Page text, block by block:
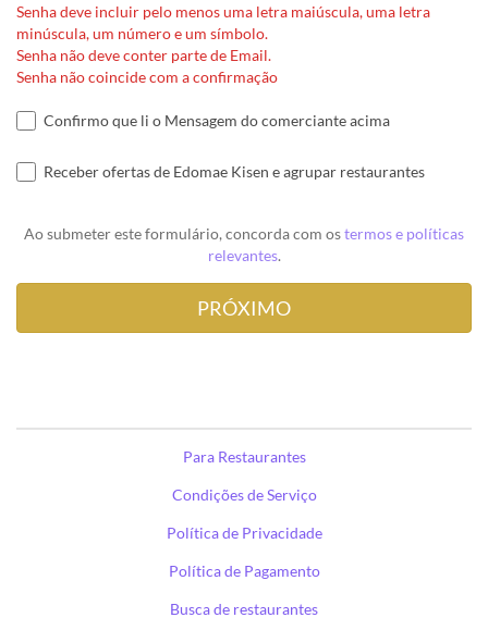
Senha deve incluir pelo menos uma letra maiúscula, uma letra
minúscula, um número e um símbolo.
Senha não deve conter parte de Email.
Senha não coincide com a confirmação
Confirmo que li o Mensagem do comerciante acima
Receber ofertas de Edomae Kisen e agrupar restaurantes
Ao submeter este formulário, concorda com ostermos e políticas
relevantes.
Para Restaurantes
Condições de Serviço
Política de Privacidade
Política de Pagamento
Busca de restaurantes